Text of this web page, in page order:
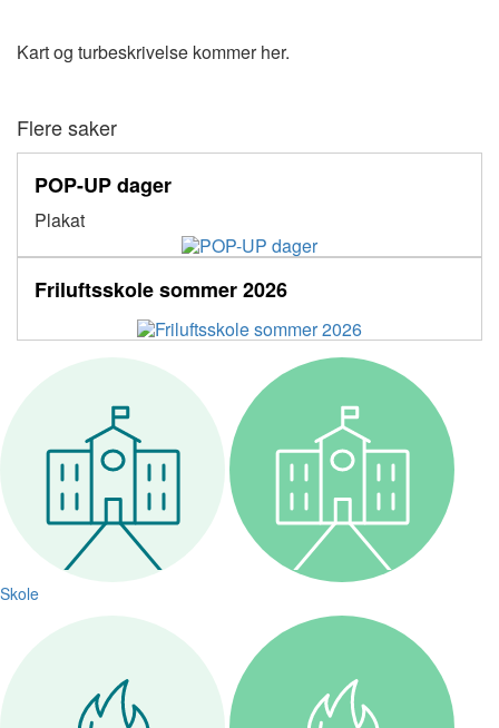
Kart og turbeskrivelse kommer her.
Flere saker
POP-UP dager
Plakat
Friluftsskole sommer 2026
Skole